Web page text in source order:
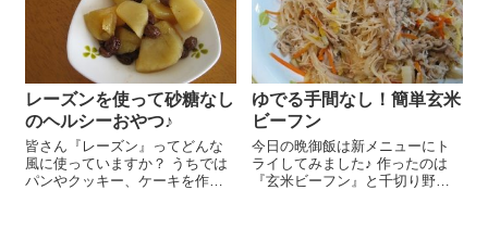
レーズンを使って砂糖なし
のヘルシーおやつ♪
皆さん『レーズン』ってどんな
風に使っていますか？ うちでは
パンやクッキー、ケーキを作っ
ゆでる手間なし！簡単玄米
ビーフン
今日の晩御飯は新メニューにト
ライしてみました♪ 作ったのは
『玄米ビーフン』と千切り野菜